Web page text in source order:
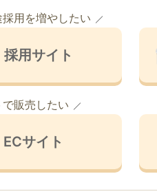
用を増やしたい
採用サイト
販売したい
ECサイト